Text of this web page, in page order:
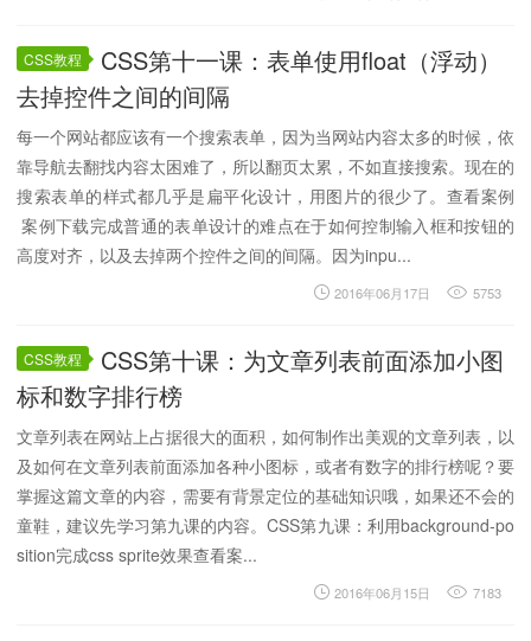
CSS教程
CSS第十一课：表单使用float（浮动）
去掉控件之间的间隔
每一个网站都应该有一个搜索表单，因为当网站内容太多的时候，依
靠导航去翻找内容太困难了，所以翻页太累，不如直接搜索。现在的
搜索表单的样式都几乎是扁平化设计，用图片的很少了。查看案例
案例下载完成普通的表单设计的难点在于如何控制输入框和按钮的
高度对齐，以及去掉两个控件之间的间隔。因为inpu...
2016年06月17日 5753
CSS教程
CSS第十课：为文章列表前面添加小图
标和数字排行榜
文章列表在网站上占据很大的面积，如何制作出美观的文章列表，以
及如何在文章列表前面添加各种小图标，或者有数字的排行榜呢？要
掌握这篇文章的内容，需要有背景定位的基础知识哦，如果还不会的
童鞋，建议先学习第九课的内容。CSS第九课：利用background-po
sition完成css sprite效果查看案...
2016年06月15日 7183